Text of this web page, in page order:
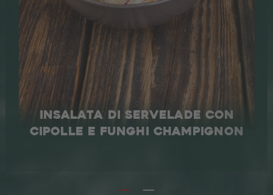
L'AZIENDA
AREA TRADE
DE EN
INSALATA DI SERVELADE CON
CIPOLLE E FUNGHI CHAMPIGNON